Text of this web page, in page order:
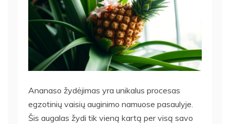
Ananaso žydėjimas yra unikalus procesas
egzotinių vaisių auginimo namuose pasaulyje.
Šis augalas žydi tik vieną kartą per visą savo